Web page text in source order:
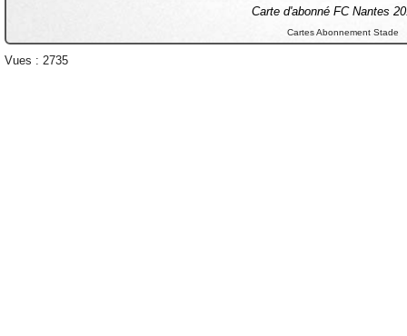
Carte d'abonné FC Nantes
Cartes Abonnement Stade
Vues : 2735